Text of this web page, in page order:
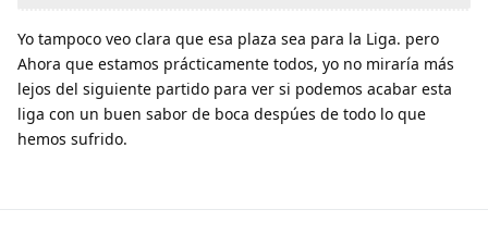
Yo tampoco veo clara que esa plaza sea para la Liga. pero
Ahora que estamos prácticamente todos, yo no miraría más
lejos del siguiente partido para ver si podemos acabar esta
liga con un buen sabor de boca despúes de todo lo que
hemos sufrido.